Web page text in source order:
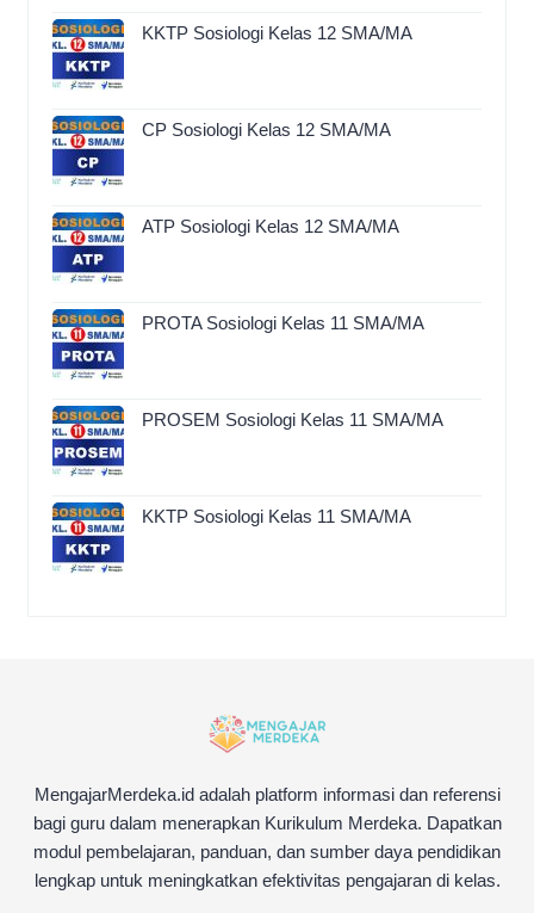
KKTP Sosiologi Kelas 12 SMA/MA
CP Sosiologi Kelas 12 SMA/MA
ATP Sosiologi Kelas 12 SMA/MA
PROTA Sosiologi Kelas 11 SMA/MA
PROSEM Sosiologi Kelas 11 SMA/MA
KKTP Sosiologi Kelas 11 SMA/MA
MengajarMerdeka.id adalah platform informasi dan referensi
bagi guru dalam menerapkan Kurikulum Merdeka. Dapatkan
modul pembelajaran, panduan, dan sumber daya pendidikan
lengkap untuk meningkatkan efektivitas pengajaran di kelas.